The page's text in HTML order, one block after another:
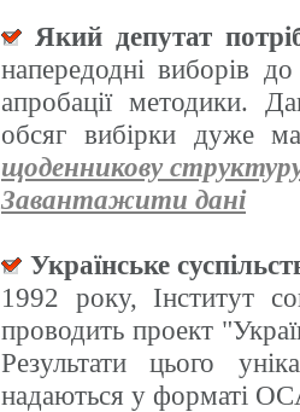
Який депутат
напередодні виборів
апробації методики.
обсяг вибірки дуже
щоденникову
Завантажити дані
Українське
1992 року, Інститут
проводить проект
Результати цього
надаються у форматі